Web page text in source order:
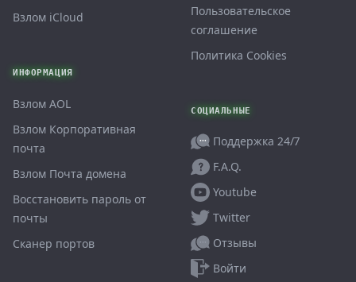
Взлом iCloud
ИНФОРМАЦИЯ
Взлом AOL
Взлом Корпоративная
почта
Взлом Почта домена
Восстановить пароль от
почты
Сканер портов
Пользовательское
соглашение
Политика Cookies
СОЦИАЛЬНЫЕ
Поддержка 24/7
F.A.Q.
Youtube
Twitter
Отзывы
Войти